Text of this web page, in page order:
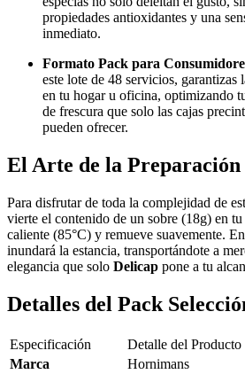
propiedades antioxidantes y una
inmediato.
Formato Pack para
este lote de 48 servicios, garantizas
en tu hogar u oficina, optimizando
de frescura que solo las cajas
pueden ofrecer.
El Arte de la Preparación
Para disfrutar de toda la complejidad de
vierte el contenido de un sobre (18g) en
caliente (85°C) y remueve suavemente.
inundará la estancia, transportándote a
elegancia que solo Delicap pone a tu
Detalles del Pack
Especificación
Detalle del Producto
Marca
Hornimans